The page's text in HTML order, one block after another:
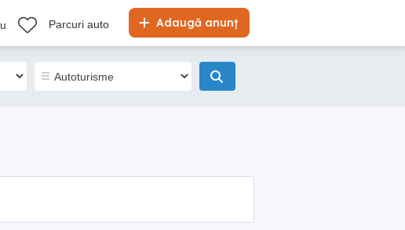
Adaugă anunț
Parcuri auto